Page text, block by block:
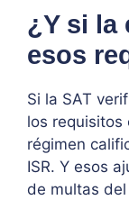
¿Y si la
esos
Si la SAT
los requisitos
régimen
ISR. Y esos
de multas